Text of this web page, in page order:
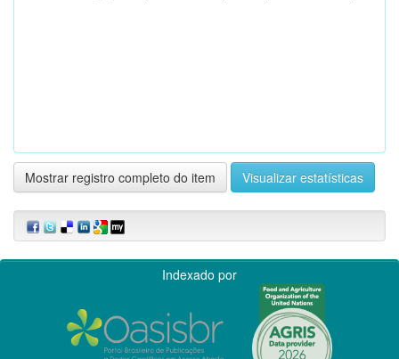
Mostrar registro completo do item Visualizar estatísticas
Indexado por